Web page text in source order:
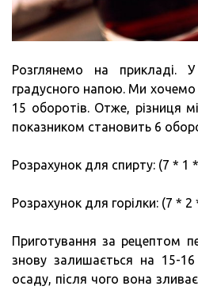
Розглянемо на прикладі.
градусного напою. Ми хочемо
15 оборотів. Отже, різниця
показником становить 6
Розрахунок для спирту: (7 * 1
Розрахунок для горілки: (7 * 2
Приготування за рецептом
знову залишається на 15-
осаду, після чого вона